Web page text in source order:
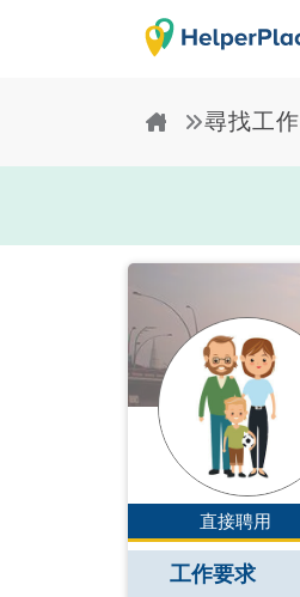
尋找工作
直接聘用
工作要求